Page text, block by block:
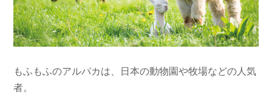
もふもふのアルパカは、日本の動物園や牧場などの人気
者。